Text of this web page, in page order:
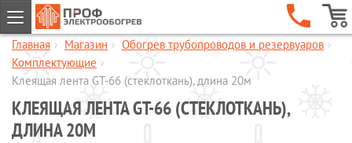
ГЛАВНАЯ
КОМПАНИЯ
УСЛУГИ
ОБЪЕКТЫ
Главная › Магазин › Обогрев трубопроводов и резервуаров ›
Комплектующие ›
Клеящая лента GT-66 (стеклоткань), длина 20м
КЛЕЯЩАЯ ЛЕНТА GT-66 (СТЕКЛОТКАНЬ),
ДЛИНА 20М